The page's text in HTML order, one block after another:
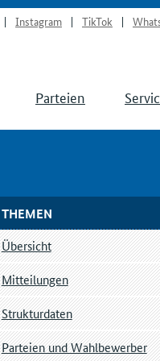
Instagram TikTok
Parteien
THEMEN
Übersicht
Mitteilungen
Strukturdaten
Parteien und Wahlbewerber